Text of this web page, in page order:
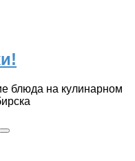
блюда на кулинарном